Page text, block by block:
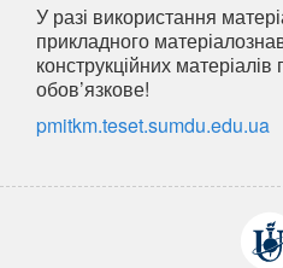
У разі використання
прикладного
конструкційних
обов’язкове!
pmitkm.teset.sumdu.edu.ua